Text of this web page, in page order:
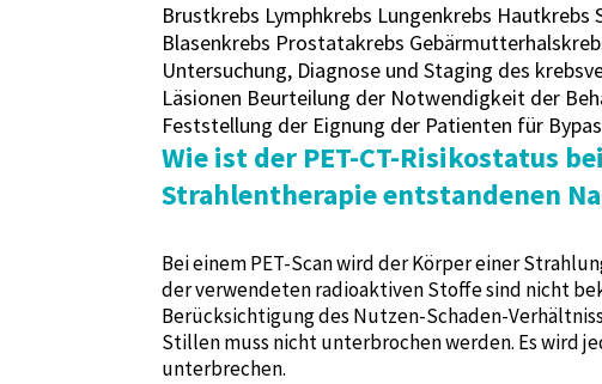
Brustkrebs Lymphkrebs Lungenkrebs
Blasenkrebs Prostatakrebs
Untersuchung, Diagnose und Staging des
Läsionen Beurteilung der Notwendigkeit der
Feststellung der Eignung der Patienten für
Wie ist der PET-CT-Risikostatus
Strahlentherapie entstandenen
Bei einem PET-Scan wird der Körper einer
der verwendeten radioaktiven Stoffe sind nicht
Berücksichtigung des Nutzen-Schaden-
Stillen muss nicht unterbrochen werden. Es wird
unterbrechen.